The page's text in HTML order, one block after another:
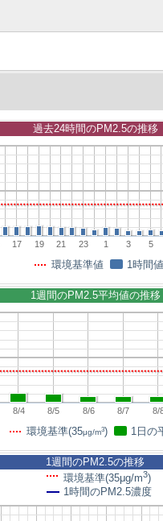
17 19 21 23 1 3 5
過去24時間のPM2.5の推移
環境基準値 1時間値
8/4 8/5 8/6 8/7 8/
1週間のPM2.5平均値の推移
環境基準(35μg/m3) 1日の
1週間のPM2.5の推移
環境基準(35μg/m3)
1時間のPM2.5濃度